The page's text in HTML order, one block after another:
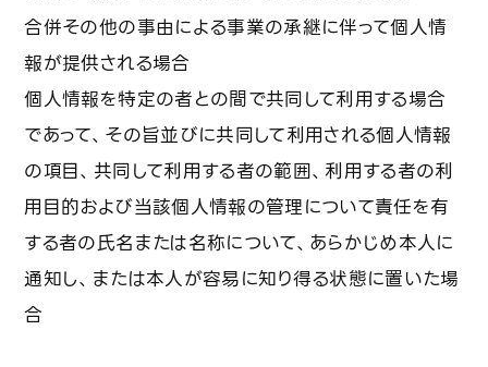
合併その他の事由による事業の承継に伴って個人情
報が提供される場合
個人情報を特定の者との間で共同して利用する場合
であって、その旨並びに共同して利用される個人情報
の項目、共同して利用する者の範囲、利用する者の利
用目的および当該個人情報の管理について責任を有
する者の氏名または名称について、あらかじめ本人に
通知し、または本人が容易に知り得る状態に置いた場
合